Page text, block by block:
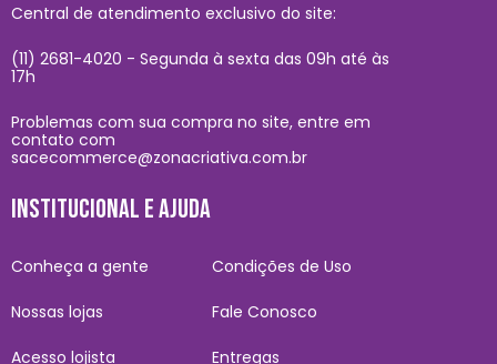
Central de atendimento exclusivo do site:
(11) 2681-4020 - Segunda à sexta das 09h até às
17h
Problemas com sua compra no site, entre em
contato com
sacecommerce@zonacriativa.com.br
INSTITUCIONAL E AJUDA
Conheça a gente
Nossas lojas
Acesso lojista
Condições de Uso
Fale Conosco
Entregas